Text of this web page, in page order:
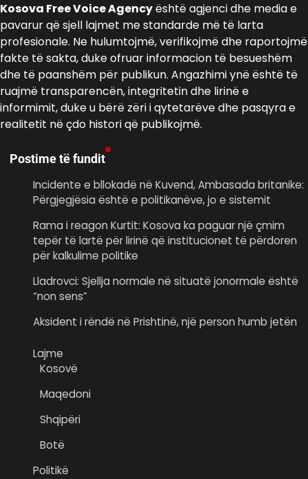
Kosova Free Voice Agencyështë agjenci dhe media e
pavarur që sjell lajmet me standarde më të larta
profesionale. Ne hulumtojmë, verifikojmë dhe raportojmë
fakte të sakta, duke ofruar informacion të besueshëm
dhe të paanshëm për publikun. Angazhimi ynë është të
ruajmë transparencën, integritetin dhe lirinë e
informimit, duke u bërë zëri i qytetarëve dhe pasqyra e
realitetit në çdo histori që publikojmë.
Postime të fundit
Incidente e bllokadë në Kuvend, Ambasada britanike:
Përgjegjësia është e politikanëve, jo e sistemit
Rama i reagon Kurtit: Kosova ka paguar një çmim
tepër të lartë për lirinë që institucionet të përdoren
për kalkulime politike
Lladrovci: Sjellja normale në situatë jonormale është
“non sens”
Aksident i rëndë në Prishtinë, një person humb jetën
Lajme
Kosovë
Maqedoni
Shqipëri
Botë
Politikë